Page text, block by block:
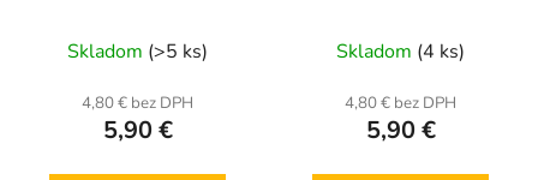
Skladom (>5 ks)
4,80 € bez DPH
5,90 €
Skladom (4 ks)
4,80 € bez DPH
5,90 €